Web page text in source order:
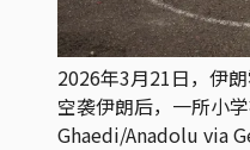
2026年3月21日，伊
空袭伊朗后，一所小
Ghaedi/Anadolu via